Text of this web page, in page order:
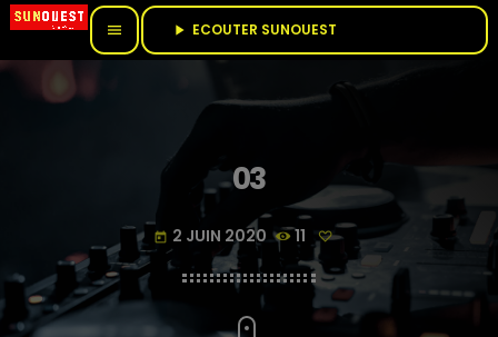
menu play_arrow
03
today 2 JUIN 2020 11